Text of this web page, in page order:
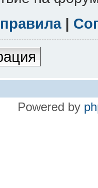
|
Powered by